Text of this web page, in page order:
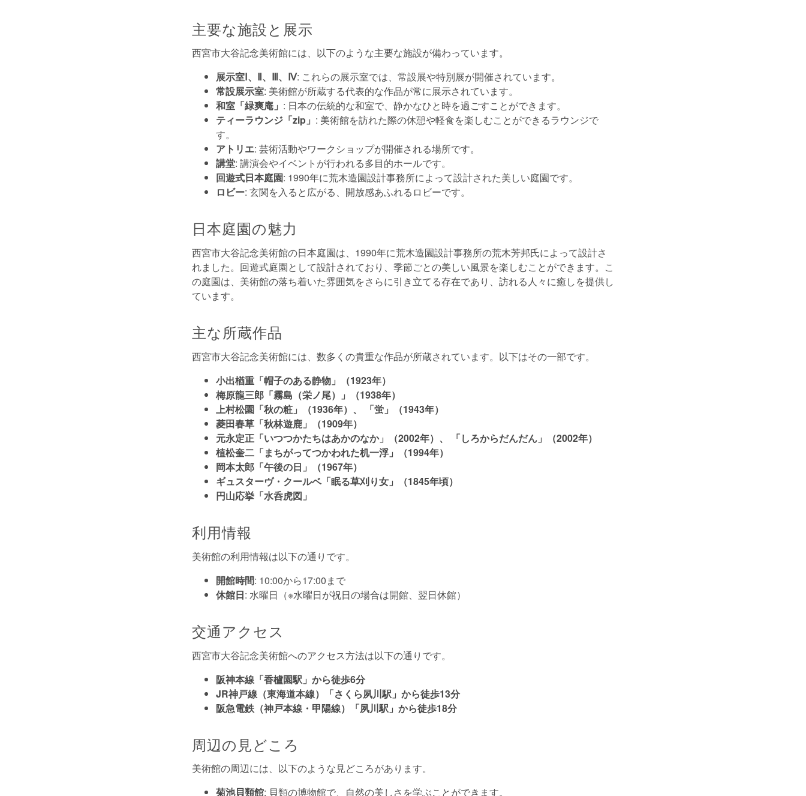
主要な施設と展示
西宮市大谷記念美術館には、以下のような主要な施設が備わっています。
展示室Ⅰ、Ⅱ、Ⅲ、Ⅳ: これらの展示室では、常設展や特別展が開催されています。
常設展示室: 美術館が所蔵する代表的な作品が常に展示されています。
和室「緑爽庵」 : 日本の伝統的な和室で、静かなひと時を過ごすことができます。
ティーラウンジ「zip」 : 美術館を訪れた際の休憩や軽食を楽しむことができるラウンジで
す。
アトリエ: 芸術活動やワークショップが開催される場所です。
講堂: 講演会やイベントが行われる多目的ホールです。
回遊式日本庭園: 1990年に荒木造園設計事務所によって設計された美しい庭園です。
ロビー: 玄関を入ると広がる、開放感あふれるロビーです。
日本庭園の魅力
西宮市大谷記念美術館の日本庭園は、1990年に荒木造園設計事務所の荒木芳邦氏によって設計さ
れました。回遊式庭園として設計されており、季節ごとの美しい風景を楽しむことができます。こ
の庭園は、美術館の落ち着いた雰囲気をさらに引き立てる存在であり、訪れる人々に癒しを提供し
ています。
主な所蔵作品
西宮市大谷記念美術館には、数多くの貴重な作品が所蔵されています。以下はその一部です。
小出楢重「帽子のある静物」（1923年）
梅原龍三郎「霧島（栄ノ尾）」（1938年）
上村松園「秋の粧」（1936年）、 「蛍」（1943年）
菱田春草「秋林遊鹿」（1909年）
元永定正「いつつかたちはあかのなか」（2002年）、 「しろからだんだん」（2002年）
植松奎二「まちがってつかわれた机一浮」（1994年）
岡本太郎「午後の日」（1967年）
ギュスターヴ・クールベ「眠る草刈り女」（1845年頃）
円山応挙「水呑虎図」
利用情報
美術館の利用情報は以下の通りです。
開館時間: 10:00から17:00まで
休館日: 水曜日（※水曜日が祝日の場合は開館、翌日休館）
交通アクセス
西宮市大谷記念美術館へのアクセス方法は以下の通りです。
阪神本線「香櫨園駅」から徒歩6分
JR神戸線（東海道本線）「さくら夙川駅」から徒歩13分
阪急電鉄（神戸本線・甲陽線）「夙川駅」から徒歩18分
周辺の見どころ
美術館の周辺には、以下のような見どころがあります。
菊池貝類館: 貝類の博物館で、自然の美しさを学ぶことができます。